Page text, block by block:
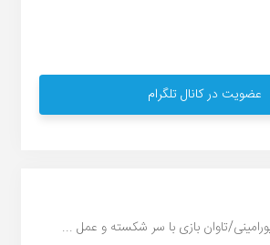
عضویت در کانال تلگرام
تاوان بازی با سر شکسته و عمل ...